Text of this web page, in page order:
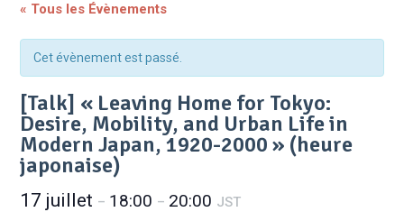
« Tous les Évènements
Cet évènement est passé.
[Talk] « Leaving Home for Tokyo:
Desire, Mobility, and Urban Life in
Modern Japan, 1920-2000 » (heure
japonaise)
17 juillet – 18:00 – 20:00 JST